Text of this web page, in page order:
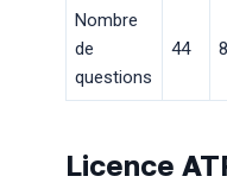
Nombre
de
questions
44
Licence